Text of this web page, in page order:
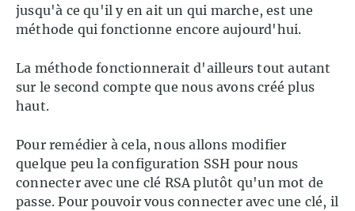
jusqu'à ce qu'il y en ait un qui marche, est une
méthode qui fonctionne encore aujourd'hui.
La méthode fonctionnerait d'ailleurs tout autant
sur le second compte que nous avons créé plus
haut.
Pour remédier à cela, nous allons modifier
quelque peu la configuration SSH pour nous
connecter avec une clé RSA plutôt qu'un mot de
passe. Pour pouvoir vous connecter avec une clé, il